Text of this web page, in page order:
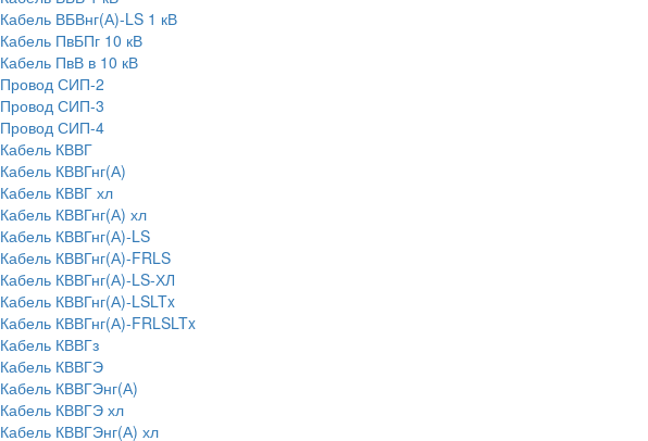
Кабель ВБВнг(А)-LS 1 кВ
Кабель ПвБПг 10 кВ
Кабель ПвВ в 10 кВ
Провод СИП-2
Провод СИП-3
Провод СИП-4
Кабель КВВГ
Кабель КВВГнг(А)
Кабель КВВГ хл
Кабель КВВГнг(А) хл
Кабель КВВГнг(А)-LS
Кабель КВВГнг(А)-FRLS
Кабель КВВГнг(А)-LS-ХЛ
Кабель КВВГнг(А)-LSLTx
Кабель КВВГнг(А)-FRLSLTx
Кабель КВВГз
Кабель КВВГЭ
Кабель КВВГЭнг(А)
Кабель КВВГЭ хл
Кабель КВВГЭнг(А) хл